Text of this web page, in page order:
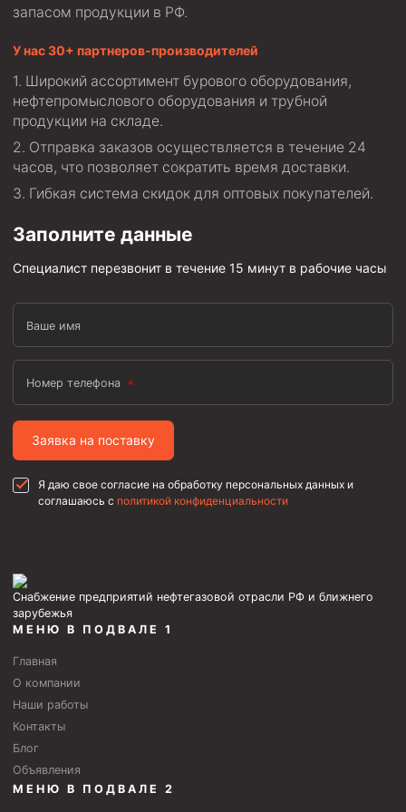
Муфта БТС 324
Муфта БТС 245
Муфта БТС 178
Муфта БТС 168
Муфта ОТТМ 245
Муфта ОТТМ 324
Муфта ОТТМ 178
Муфта ОТТМ 168
Муфта ОТТМ 114
Муфта ОТТГ 168
Муфта ОТТГ 146
Муфта ОТТГ 114
высокого давления
Задвижки буровые
Буровые насосы
Противовыбросовое оборудование
Системы верхнего привода (СВП)
Буровые установки
запасом продукции в РФ.
У нас 30+ партнеров-производителей
Широкий ассортимент бурового оборудования,
нефтепромыслового оборудования и трубной
продукции на складе.
Отправка заказов осуществляется в течение 24
часов, что позволяет сократить время доставки.
Гибкая система скидок для оптовых покупателей.
Заполните данные
Специалист перезвонит в течение 15 минут в рабочие часы
Ваше имя
Номер телефона
Заявка на поставку
Я даю свое согласие на обработку персональных данных и
соглашаюсь с политикой конфиденциальности
Снабжение предприятий нефтегазовой отрасли РФ и ближнего
зарубежья
МЕНЮ В ПОДВАЛЕ 1
Главная
О компании
Наши работы
Контакты
Блог
Объявления
МЕНЮ В ПОДВАЛЕ 2